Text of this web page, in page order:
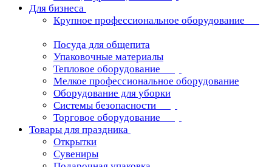
Для бизнеса
Крупное профессиональное оборудование
Посуда для общепита
Упаковочные материалы
Тепловое оборудование
Мелкое профессиональное оборудование
Оборудование для уборки
Системы безопасности
Торговое оборудование
Товары для праздника
Открытки
Сувениры